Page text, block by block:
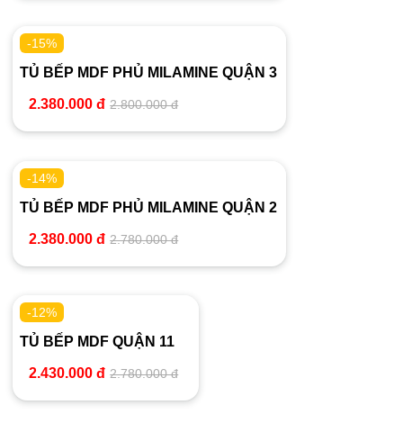
-15%
TỦ BẾP MDF PHỦ MILAMINE QUẬN 3
2.380.000 đ 2.800.000 đ
-14%
TỦ BẾP MDF PHỦ MILAMINE QUẬN 2
2.380.000 đ 2.780.000 đ
-12%
TỦ BẾP MDF QUẬN 11
2.430.000 đ 2.780.000 đ